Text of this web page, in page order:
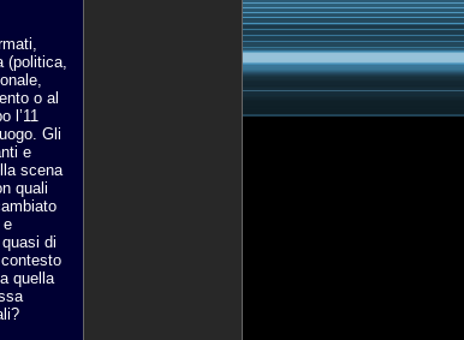
(politica,
o al
l’11
Gli
e
scena
quali
e
di
quella